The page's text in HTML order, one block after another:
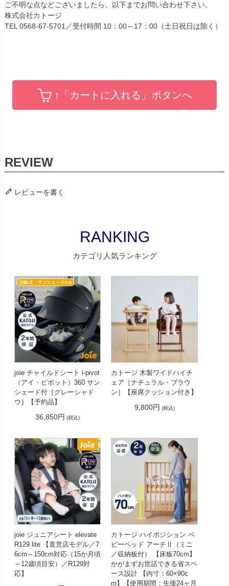
ご不明な点などございましたら、以下までお問い合わせ下さい。
株式会社カトージ
TEL 0568-67-5701／受付時間 10：00～17：00（土日祝日は除く）
↑「カートに入れる」ボタンへ
レビューを書く
RANKING
カテゴリ人気ランキング
joie チャイルドシート i-pivot
（アイ・ピボット）360 サン
シェード付［グレーシャド
ウ］【予約品】
36,850円 (税込)
カトージ 木製ワイドハイチ
ェア［ナチュラル・ブラウ
ン］【座席クッション付き】
9,800円 (税込)
joie ジュニアシート elevate
R129 lite 【直営店モデル／7
6cm～150cm対応（15か月頃
～12歳頃目安）／R129対
応】
カトージ ハイポジション ベ
ビーベッド アーチⅡ（ミニ
／収納板付） 【床板70cm】
かがまずお世話できる省スペ
ース設計 【内寸：60×90c
m】【使用期間：生後24ヶ月